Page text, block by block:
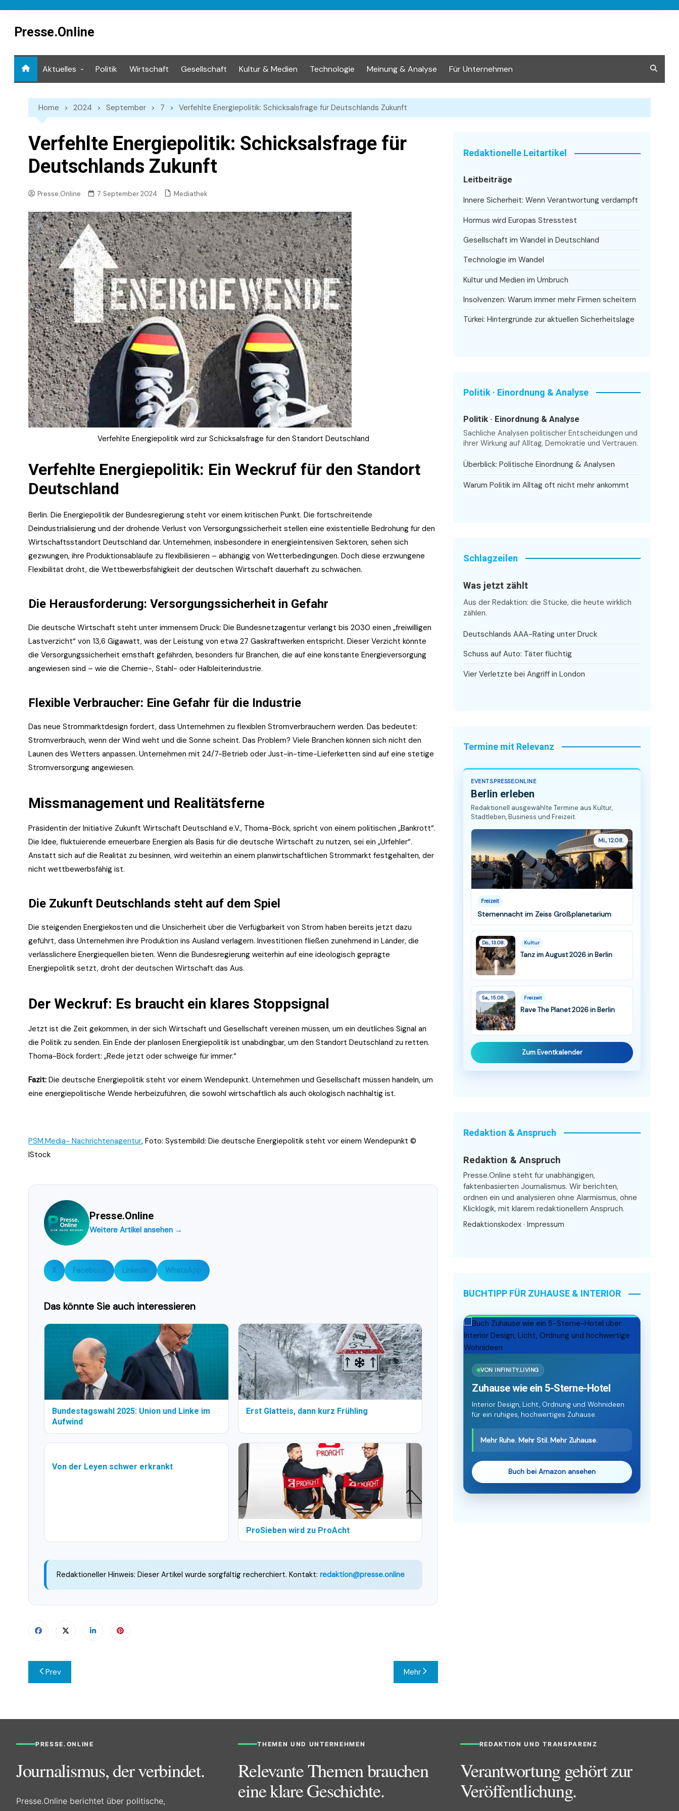
contentPresse.Online
Aktuelles Politik Wirtschaft Gesellschaft Kultur & Medien Technologie Meinung & Analyse Für Unternehmen
Home 2024 September 7 Verfehlte Energiepolitik: Schicksalsfrage für Deutschlands Zukunft
Verfehlte Energiepolitik: Schicksalsfrage für
Deutschlands Zukunft
Presse.Online 7. September 2024 Mediathek
Verfehlte Energiepolitik wird zur Schicksalsfrage für den Standort Deutschland
Verfehlte Energiepolitik: Ein Weckruf für den Standort
Deutschland
Berlin. Die Energiepolitik der Bundesregierung steht vor einem kritischen Punkt. Die fortschreitende
Deindustrialisierung und der drohende Verlust von Versorgungssicherheit stellen eine existentielle Bedrohung für den
Wirtschaftsstandort Deutschland dar. Unternehmen, insbesondere in energieintensiven Sektoren, sehen sich
gezwungen, ihre Produktionsabläufe zu flexibilisieren – abhängig von Wetterbedingungen. Doch diese erzwungene
Flexibilität droht, die Wettbewerbsfähigkeit der deutschen Wirtschaft dauerhaft zu schwächen.
Die Herausforderung: Versorgungssicherheit in Gefahr
Die deutsche Wirtschaft steht unter immensem Druck: Die Bundesnetzagentur verlangt bis 2030 einen „freiwilligen
Lastverzicht“ von 13,6 Gigawatt, was der Leistung von etwa 27 Gaskraftwerken entspricht. Dieser Verzicht könnte
die Versorgungssicherheit ernsthaft gefährden, besonders für Branchen, die auf eine konstante Energieversorgung
angewiesen sind – wie die Chemie-, Stahl- oder Halbleiterindustrie.
Flexible Verbraucher: Eine Gefahr für die Industrie
Das neue Strommarktdesign fordert, dass Unternehmen zu flexiblen Stromverbrauchern werden. Das bedeutet:
Stromverbrauch, wenn der Wind weht und die Sonne scheint. Das Problem? Viele Branchen können sich nicht den
Launen des Wetters anpassen. Unternehmen mit 24/7-Betrieb oder Just-in-time-Lieferketten sind auf eine stetige
Stromversorgung angewiesen.
Missmanagement und Realitätsferne
Präsidentin der Initiative Zukunft Wirtschaft Deutschland e.V., Thoma-Böck, spricht von einem politischen „Bankrott“.
Die Idee, fluktuierende erneuerbare Energien als Basis für die deutsche Wirtschaft zu nutzen, sei ein „Urfehler“.
Anstatt sich auf die Realität zu besinnen, wird weiterhin an einem planwirtschaftlichen Strommarkt festgehalten, der
nicht wettbewerbsfähig ist.
Die Zukunft Deutschlands steht auf dem Spiel
Die steigenden Energiekosten und die Unsicherheit über die Verfügbarkeit von Strom haben bereits jetzt dazu
geführt, dass Unternehmen ihre Produktion ins Ausland verlagern. Investitionen fließen zunehmend in Länder, die
verlässlichere Energiequellen bieten. Wenn die Bundesregierung weiterhin auf eine ideologisch geprägte
Energiepolitik setzt, droht der deutschen Wirtschaft das Aus.
Der Weckruf: Es braucht ein klares Stoppsignal
Jetzt ist die Zeit gekommen, in der sich Wirtschaft und Gesellschaft vereinen müssen, um ein deutliches Signal an
die Politik zu senden. Ein Ende der planlosen Energiepolitik ist unabdingbar, um den Standort Deutschland zu retten.
Thoma-Böck fordert: „Rede jetzt oder schweige für immer.“
Fazit: Die deutsche Energiepolitik steht vor einem Wendepunkt. Unternehmen und Gesellschaft müssen handeln, um
eine energiepolitische Wende herbeizuführen, die sowohl wirtschaftlich als auch ökologisch nachhaltig ist.
PSM.Media- Nachrichtenagentur, Foto: Systembild: Die deutsche Energiepolitik steht vor einem Wendepunkt ©
IStock
Presse.Online
Weitere Artikel ansehen →
X Facebook LinkedIn WhatsApp
Das könnte Sie auch interessieren
Bundestagswahl 2025: Union und Linke im
Aufwind
Erst Glatteis, dann kurz Frühling
Von der Leyen schwer erkrankt
ProSieben wird zu ProAcht
Redaktioneller Hinweis: Dieser Artikel wurde sorgfältig recherchiert. Kontakt: redaktion@presse.online
Beitragsnavigation
Prev Mehr
Redaktionelle Leitartikel
Leitbeiträge
Innere Sicherheit: Wenn Verantwortung verdampft
Hormus wird Europas Stresstest
Gesellschaft im Wandel in Deutschland
Technologie im Wandel
Kultur und Medien im Umbruch
Insolvenzen: Warum immer mehr Firmen scheitern
Türkei: Hintergründe zur aktuellen Sicherheitslage
Politik · Einordnung & Analyse
Politik · Einordnung & Analyse
Sachliche Analysen politischer Entscheidungen und
ihrer Wirkung auf Alltag, Demokratie und Vertrauen.
Überblick: Politische Einordnung & Analysen
Warum Politik im Alltag oft nicht mehr ankommt
Schlagzeilen
Was jetzt zählt
Aus der Redaktion: die Stücke, die heute wirklich
zählen.
Deutschlands AAA-Rating unter Druck
Schuss auf Auto: Täter flüchtig
Vier Verletzte bei Angriff in London
Termine mit Relevanz
EVENTS.PRESSE.ONLINE
Berlin erleben
Redaktionell ausgewählte Termine aus Kultur,
Stadtleben, Business und Freizeit.
Mi., 12.08.
Freizeit
Sternennacht im Zeiss Großplanetarium
Do., 13.08. Kultur
Tanz im August 2026 in Berlin
Sa., 15.08. Freizeit
Rave The Planet 2026 in Berlin
Zum Eventkalender
Redaktion & Anspruch
Redaktion & Anspruch
Presse.Online steht für unabhängigen,
faktenbasierten Journalismus. Wir berichten,
ordnen ein und analysieren ohne Alarmismus, ohne
Klicklogik, mit klarem redaktionellem Anspruch.
Redaktionskodex · Impressum
BUCHTIPP FÜR ZUHAUSE & INTERIOR
VON INFINITY.LIVING
Zuhause wie ein 5-Sterne-Hotel
Interior Design, Licht, Ordnung und Wohnideen
für ein ruhiges, hochwertiges Zuhause.
Mehr Ruhe. Mehr Stil. Mehr Zuhause.
Buch bei Amazon ansehen
PRESSE.ONLINE
Journalismus, der verbindet.
Presse.Online berichtet über politische,
THEMEN UND UNTERNEHMEN
Relevante Themen brauchen
eine klare Geschichte.
REDAKTION UND TRANSPARENZ
Verantwortung gehört zur
Veröffentlichung.